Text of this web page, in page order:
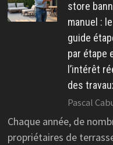
store
manuel : le
guide
par étape
l’intérêt
des
Pascal
Chaque année, de
propriétaires de